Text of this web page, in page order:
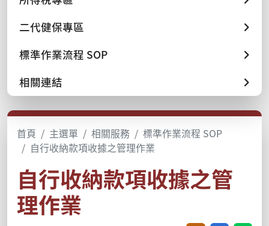
二代健保專區
標準作業流程 SOP
相關連結
首頁 主選單 相關服務
標準作業流程 SOP
自行收納款項收據之管理作業
自行收納款項收據之管
理作業